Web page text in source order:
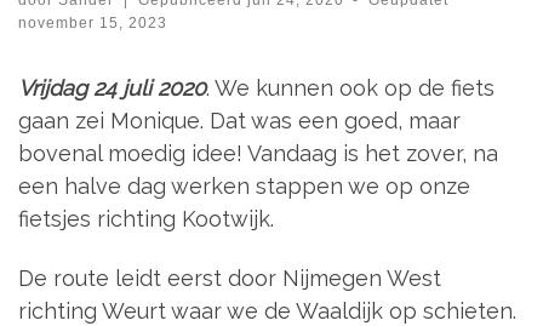
november 15, 2023
Vrijdag 24 juli 2020. We kunnen ook op de fiets
gaan zei Monique. Dat was een goed, maar
bovenal moedig idee! Vandaag is het zover, na
een halve dag werken stappen we op onze
fietsjes richting Kootwijk.
De route leidt eerst door Nijmegen West
richting Weurt waar we de Waaldijk op schieten.